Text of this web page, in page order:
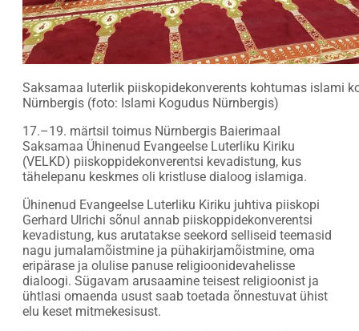
Saksamaa luterlik piiskopidekonverents kohtumas islami
Nürnbergis (foto: Islami Kogudus Nürnbergis)
17.–19. märtsil toimus Nürnbergis Baierimaal
Saksamaa Ühinenud Evangeelse Luterliku Kiriku
(VELKD) piiskoppidekonverentsi kevadistung, kus
tähelepanu keskmes oli kristluse dialoog islamiga.
Ühinenud Evangeelse Luterliku Kiriku juhtiva piiskopi
Gerhard Ulrichi sõnul annab piiskoppidekonverentsi
kevadistung, kus arutatakse seekord selliseid teemasid
nagu jumalamõistmine ja pühakirjamõistmine, oma
eripärase ja olulise panuse religioonidevahelisse
dialoogi. Sügavam arusaamine teisest religioonist ja
ühtlasi omaenda usust saab toetada õnnestuvat ühist
elu keset mitmekesisust.